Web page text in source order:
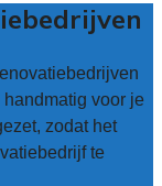
voor je
zodat het
te